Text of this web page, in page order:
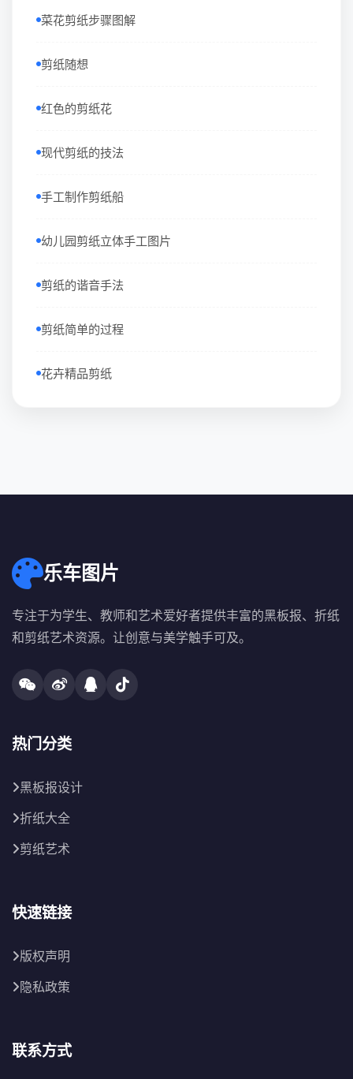
菜花剪纸步骤图解
剪纸随想
红色的剪纸花
现代剪纸的技法
手工制作剪纸船
幼儿园剪纸立体手工图片
剪纸的谐音手法
剪纸简单的过程
花卉精品剪纸
乐车图片
专注于为学生、教师和艺术爱好者提供丰富的黑板报、折纸
和剪纸艺术资源。让创意与美学触手可及。
热门分类
黑板报设计
折纸大全
剪纸艺术
快速链接
版权声明
隐私政策
联系方式